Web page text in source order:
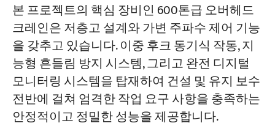
응용
회사 소개
문의하기
본 프로젝트의 핵심 장비인 600톤급 오버헤드
크레인은 저층고 설계와 가변 주파수 제어 기능
을 갖추고 있습니다. 이중 후크 동기식 작동, 지
능형 흔들림 방지 시스템, 그리고 완전 디지털
모니터링 시스템을 탑재하여 건설 및 유지 보수
전반에 걸쳐 엄격한 작업 요구 사항을 충족하는
안정적이고 정밀한 성능을 제공합니다.